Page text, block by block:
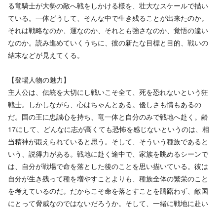
る竜騎士が大勢の敵へ戦をしかける様を、壮大なスケールで描い
ている。一体どうして、そんな中で生き残ることが出来たのか。
それは戦略なのか、運なのか、それとも強さなのか、覚悟の違い
なのか。読み進めていくうちに、彼の新たな目標と目的、戦いの
結末などが見えてくる。
【登場人物の魅力】
主人公は、伝統を大切にし戦いこそ全て、死を恐れないという狂
戦士。しかしながら、心はちゃんとある。優しさも情もあるの
だ。国の王に忠誠心を持ち、竜一体と自分のみで戦地へ赴く。齢
17にして、どんなに志が高くても恐怖を感じないというのは、相
当精神が鍛えられていると思う。そして、そういう種族であると
いう、説得力がある。戦地に赴く途中で、家族を眺めるシーンで
は、自分が戦場で命を落とした後のことを思い描いている。彼は
自分が生き残って種を増やすことよりも、種族全体の繁栄のこと
を考えているのだ。だからこそ命を落とすことを躊躇わず、敵国
にとって脅威なのではないだろうか。そして、一緒に戦地に赴い